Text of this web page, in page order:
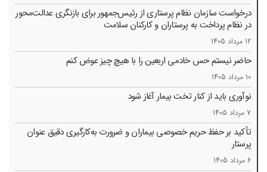
درخواست سازمان نظام پرستاری از رئیس‌جمهور برای بازنگری عدالت‌محور
در نظام پرداخت به پرستاران و کارکنان سلامت
12 مرداد 1405
حاضر نیستم حس خادمی اربعین را با هیچ چیز عوض کنم
10 مرداد 1405
نوآوری باید از کنار تخت بیمار آغاز شود
7 مرداد 1405
تأکید بر حفظ حریم خصوصی بیماران و ضرورت به‌کارگیری دقیق عنوان
پرستار
6 مرداد 1405